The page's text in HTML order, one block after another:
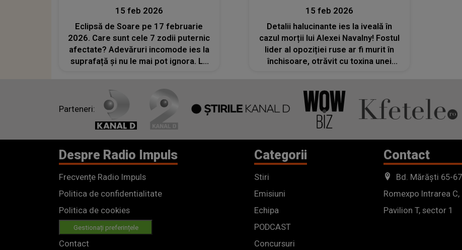
15 feb 2026
Eclipsă de Soare pe 17 februarie
2026. Care sunt cele 7 zodii puternic
afectate? Adevăruri incomode ies la
suprafață și nu le mai pot ignora. Le
15 feb 2026
Detalii halucinante ies la iveală în
cazul morții lui Alexei Navalny! Fostul
lider al opoziției ruse ar fi murit în
închisoare, otrăvit cu toxina unei
Parteneri:
Despre Radio Impuls
Frecvențe Radio Impuls
Politica de confidentialitate
Politica de cookies
Gestionați preferințele
Contact
Categorii
Stiri
Emisiuni
Echipa
PODCAST
Concursuri
Contact
Bd. Mărăști 65-
Romexpo Intrarea C,
Pavilion T, sector 1